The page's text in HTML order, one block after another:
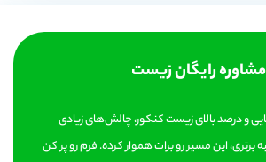
مشاوره رایگان زیست
و درصد بالای زیست کنکور، چالش‌های زیادی
برتری، این مسیر رو برات هموار کرده. فرم رو پر کن